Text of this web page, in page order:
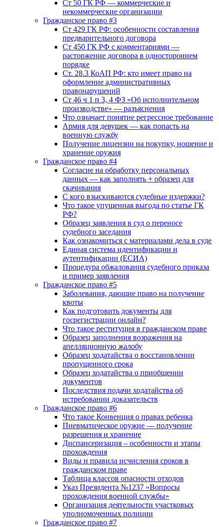
Ст 50 ГК РФ — коммерческие и
некоммерческие организации
Гражданское право #3
Ст 429 ГК РФ: особенности составления
предварительного договора
Ст 450 ГК РФ с комментариями —
расторжение договора в одностороннем
порядке
Ст. 28.3 КоАП РФ: кто имеет право на
оформление административных
правонарушений
Ст 46 ч 1 п 3, 4 ФЗ «Об исполнительном
производстве» — разъяснения
Что означает понятие регрессное требование
Армия для девушек — как попасть на
военную службу
Получение лицензии на покупку, ношение и
хранение оружия
Гражданское право #4
Согласие на обработку персональных
данных — как заполнять + образец для
скачивания
С кого взыскиваются судебные издержки?
Что такое упущенная выгода по статье ГК
РФ?
Образец заявления в суд о переносе
судебного заседания
Как ознакомиться с материалами дела в суде
Единая система идентификации и
аутентификации (ЕСИА)
Процедура обжалования судебного приказа
и пример заявления
Гражданское право #5
Заболевания, дающие право на получение
квоты
Как подготовить документы для
госрегистрации онлайн?
Что такое реституция в гражданском праве
Образец заполнения возражения на
апелляционную жалобу
Образец ходатайства о восстановлении
пропущенного срока
Образец ходатайства о приобщении
документов
Последствия подачи ходатайства об
истребовании доказательств
Гражданское право #6
Что такое Конвенция о правах ребенка
Пневматическое оружие — получение
разрешения и хранение
Диспансеризация – особенности и этапы
прохождения
Виды и правила исчисления сроков в
гражданском праве
Таблица классов опасности отходов
Указ Президента №1237 «Вопросы
прохождения военной службы»
Организация деятельности участковых
уполномоченных полиции
Гражданское право #7